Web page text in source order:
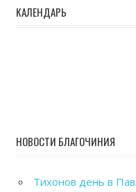
КАЛЕНДАРЬ
НОВОСТИ БЛАГОЧИНИЯ
Тихонов день в